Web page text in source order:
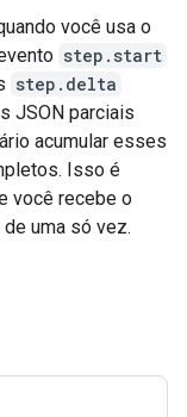
você usa o
step.start
step.delta
JSON parciais
acumular esses
Isso é
você recebe o
uma só vez.